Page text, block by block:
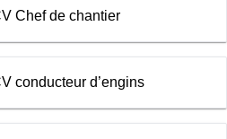
Chef de chantier
conducteur d’engins